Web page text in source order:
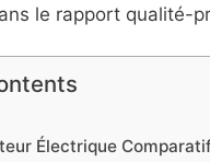
le rapport qualité-
Électrique